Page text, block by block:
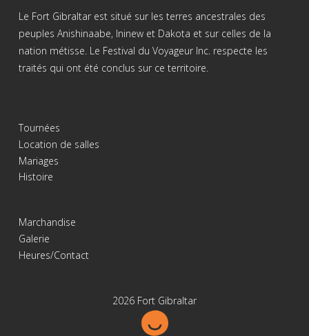
Le Fort Gibraltar est situé sur les terres ancestrales des
peuples Anishinaabe, Ininew et Dakota et sur celles de la
nation métisse. Le Festival du Voyageur Inc. respecte les
traités qui ont été conclus sur ce territoire.
Tournées
Location de salles
Mariages
Histoire
Marchandise
Galerie
Heures/Contact
2026 Fort Gibraltar